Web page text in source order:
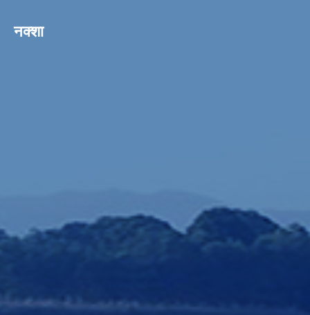
नक्शा